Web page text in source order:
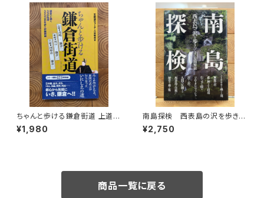
ちゃんと歩ける鎌倉街道 上道・
中道・下道
¥1,980
南島探検 西表島の沢を歩きつ
くす
¥2,750
商品一覧に戻る